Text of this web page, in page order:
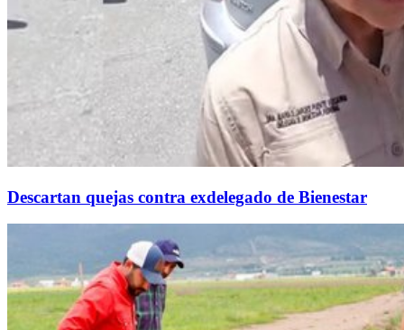
Descartan quejas contra exdelegado de Bienestar